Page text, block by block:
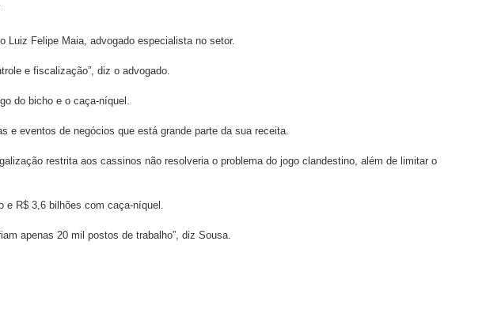
Felipe Maia, advogado especialista no setor.
e fiscalização”, diz o advogado.
do bicho e o caça-níquel.
eventos de negócios que está grande parte da sua receita.
restrita aos cassinos não resolveria o problema do jogo clandestino, além de limitar o
R$ 3,6 bilhões com caça-níquel.
apenas 20 mil postos de trabalho”, diz Sousa.